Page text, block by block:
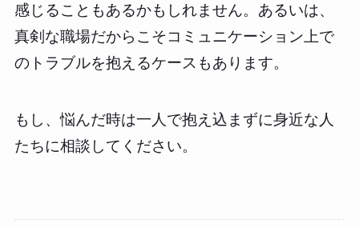
感じることもあるかもしれません。あるいは、
真剣な職場だからこそコミュニケーション上で
のトラブルを抱えるケースもあります。
もし、悩んだ時は一人で抱え込まずに身近な人
たちに相談してください。